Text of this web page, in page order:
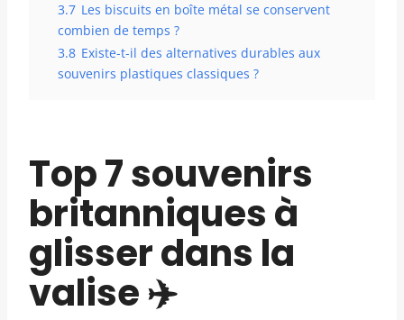
3.7 Les biscuits en boîte métal se conservent
combien de temps ?
3.8 Existe-t-il des alternatives durables aux
souvenirs plastiques classiques ?
Top 7 souvenirs
britanniques à
glisser dans la
valise ✈️